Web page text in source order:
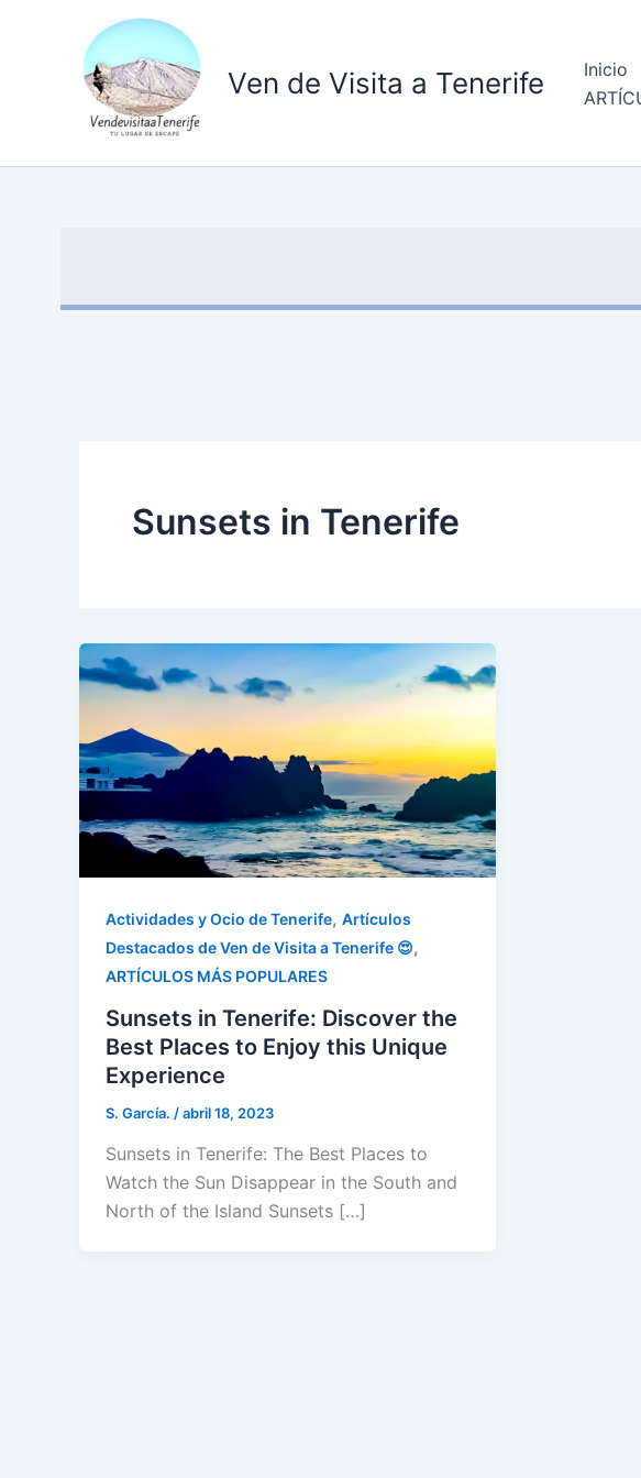
Ven de Visita a Tenerife Inicio
Sunsets in Tenerife
Actividades y Ocio de Tenerife, Artículos
Destacados de Ven de Visita a Tenerife 😍,
ARTÍCULOS MÁS POPULARES
Sunsets in Tenerife: Discover the
Best Places to Enjoy this Unique
Experience
S. García. /abril 18, 2023
Sunsets in Tenerife: The Best Places to
Watch the Sun Disappear in the South and
North of the Island Sunsets […]